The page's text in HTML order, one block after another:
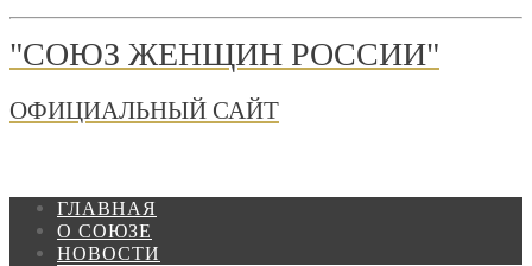
"СОЮЗ ЖЕНЩИН РОССИИ"
ОФИЦИАЛЬНЫЙ САЙТ
ГЛАВНАЯ
О СОЮЗЕ
НОВОСТИ